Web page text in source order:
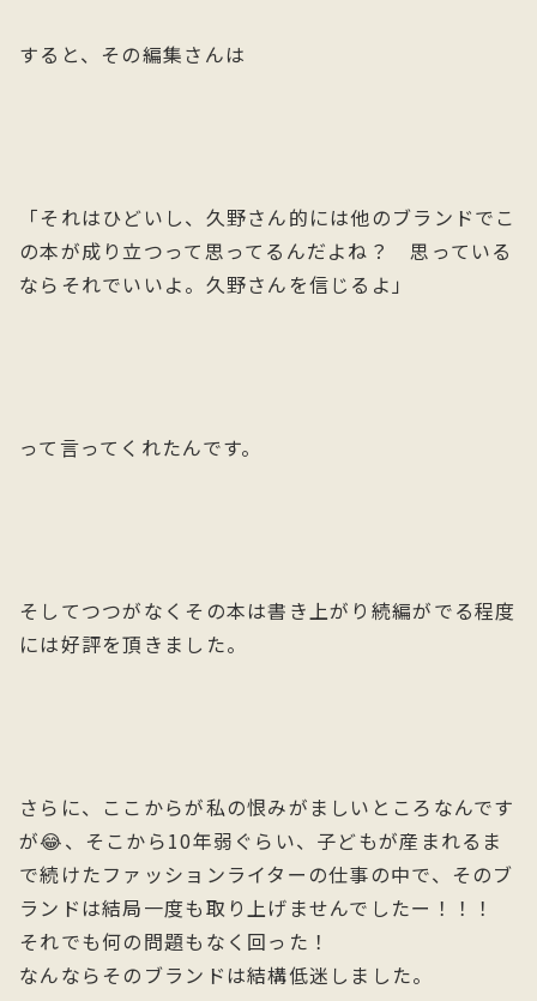
すると、その編集さんは
「それはひどいし、久野さん的には他のブランドでこ
の本が成り立つって思ってるんだよね？ 思っている
ならそれでいいよ。久野さんを信じるよ」
って言ってくれたんです。
そしてつつがなくその本は書き上がり続編がでる程度
には好評を頂きました。
さらに、ここからが私の恨みがましいところなんです
が😂、そこから10年弱ぐらい、子どもが産まれるま
で続けたファッションライターの仕事の中で、そのブ
ランドは結局一度も取り上げませんでしたー！！！
それでも何の問題もなく回った！
なんならそのブランドは結構低迷しました。